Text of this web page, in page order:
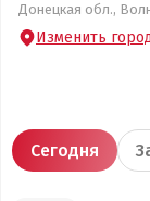
Донецкая обл.,
Изменить
Сегодня